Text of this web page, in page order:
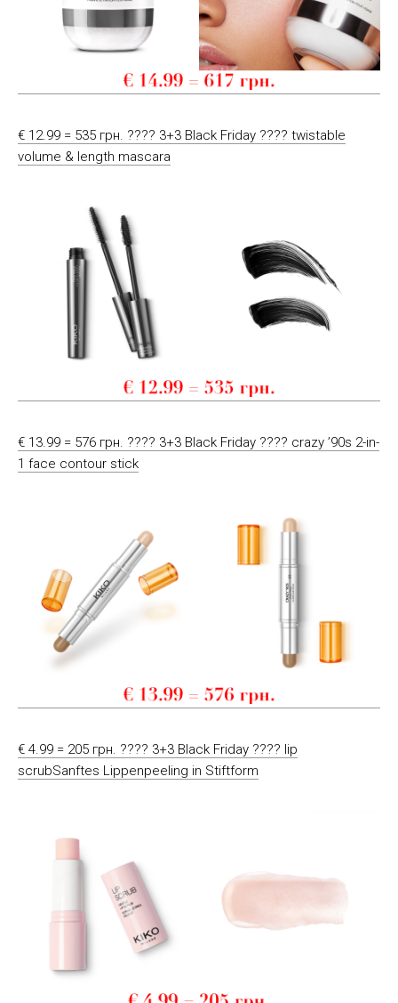
€ 12.99 = 535 грн. ???? 3+3 Black Friday ???? twistable
volume & length mascara
€ 13.99 = 576 грн. ???? 3+3 Black Friday ???? crazy ’90s 2-in-
1 face contour stick
€ 4.99 = 205 грн. ???? 3+3 Black Friday ???? lip
scrubSanftes Lippenpeeling in Stiftform